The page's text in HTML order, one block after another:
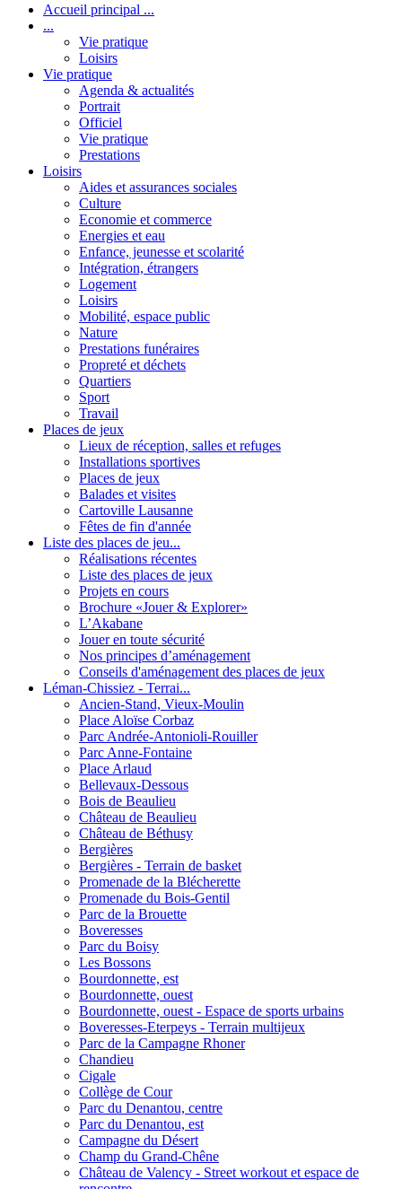
Accueil principal ...
...
Vie pratique
Loisirs
Vie pratique
Agenda & actualités
Portrait
Officiel
Vie pratique
Prestations
Loisirs
Aides et assurances sociales
Culture
Economie et commerce
Energies et eau
Enfance, jeunesse et scolarité
Intégration, étrangers
Logement
Loisirs
Mobilité, espace public
Nature
Prestations funéraires
Propreté et déchets
Quartiers
Sport
Travail
Places de jeux
Lieux de réception, salles et refuges
Installations sportives
Places de jeux
Balades et visites
Cartoville Lausanne
Fêtes de fin d'année
Liste des places de jeu...
Réalisations récentes
Liste des places de jeux
Projets en cours
Brochure «Jouer & Explorer»
L’Akabane
Jouer en toute sécurité
Nos principes d’aménagement
Conseils d'aménagement des places de jeux
Léman-Chissiez - Terrai...
Ancien-Stand, Vieux-Moulin
Place Aloïse Corbaz
Parc Andrée-Antonioli-Rouiller
Parc Anne-Fontaine
Place Arlaud
Bellevaux-Dessous
Bois de Beaulieu
Château de Beaulieu
Château de Béthusy
Bergières
Bergières - Terrain de basket
Promenade de la Blécherette
Promenade du Bois-Gentil
Parc de la Brouette
Boveresses
Parc du Boisy
Les Bossons
Bourdonnette, est
Bourdonnette, ouest
Bourdonnette, ouest - Espace de sports urbains
Boveresses-Eterpeys - Terrain multijeux
Parc de la Campagne Rhoner
Chandieu
Cigale
Collège de Cour
Parc du Denantou, centre
Parc du Denantou, est
Campagne du Désert
Champ du Grand-Chêne
Château de Valency - Street workout et espace de